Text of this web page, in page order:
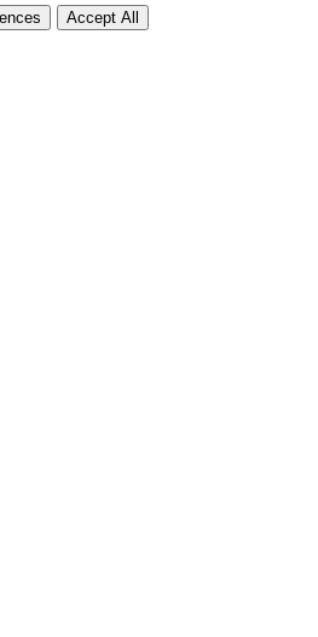
Accept All